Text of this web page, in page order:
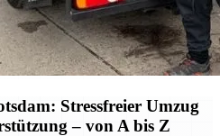
Stressfreier Umzug
– von A bis Z